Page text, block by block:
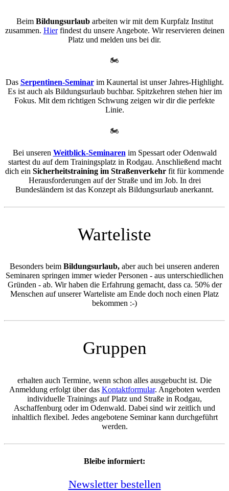
Beim Bildungsurlaub arbeiten wir mit dem Kurpfalz Institut
zusammen. Hierfindest du unsere Angebote. Wir reservieren deinen
Platz und melden uns bei dir.
🏍️
Das Serpentinen-Seminarim Kaunertal ist unser Jahres-Highlight.
Es ist auch als Bildungsurlaub buchbar. Spitzkehren stehen hier im
Fokus. Mit dem richtigen Schwung zeigen wir dir die perfekte
Linie.
🏍️
Bei unseren Weitblick-Seminaren im Spessart oder Odenwald
startest du auf dem Trainingsplatz in Rodgau. Anschließend macht
dich ein Sicherheitstraining im Straßenverkehr fit für kommende
Herausforderungen auf der Straße und im Job. In drei
Bundesländern ist das Konzept als Bildungsurlaub anerkannt.
Warteliste
Besonders beim Bildungsurlaub, aber auch bei unseren anderen
Seminaren springen immer wieder Personen - aus unterschiedlichen
Gründen - ab. Wir haben die Erfahrung gemacht, dass ca. 50% der
Menschen auf unserer Warteliste am Ende doch noch einen Platz
bekommen :-)
Gruppen
erhalten auch Termine, wenn schon alles ausgebucht ist. Die
Anmeldung erfolgt über das Kontaktformular. Angeboten werden
individuelle Trainings auf Platz und Straße in Rodgau,
Aschaffenburg oder im Odenwald. Dabei sind wir zeitlich und
inhaltlich flexibel. Jedes angebotene Seminar kann durchgeführt
werden.
Bleibe informiert:
Newsletter bestellen